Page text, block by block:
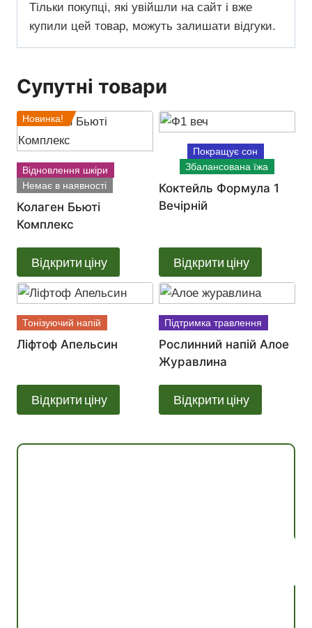
Тільки покупці, які увійшли на сайт і вже
купили цей товар, можуть залишати відгуки.
Супутні товари
Новинка!
Відновлення шкіри
Немає в наявності
Колаген Бьюті
Комплекс
Відкрити ціну
Покращує сон
Збалансована їжа
Коктейль Формула 1
Вечірній
Відкрити ціну
Тонізуючий напій
Ліфтоф Апельсин
Відкрити ціну
Підтримка травлення
Рослинний напій Алое
Журавлина
Відкрити ціну